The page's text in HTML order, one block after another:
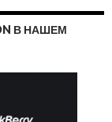
В НАШЕМ